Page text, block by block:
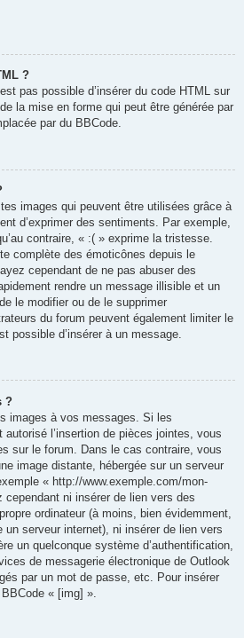
?
pas possible d’insérer du code HTML sur
la mise en forme qui peut être générée par
par du BBCode.
images qui peuvent être utilisées grâce à
d’exprimer des sentiments. Par exemple,
contraire, « :( » exprime la tristesse.
complète des émoticônes depuis le
cependant de ne pas abuser des
rendre un message illisible et un
le modifier ou de le supprimer
du forum peuvent également limiter le
possible d’insérer à un message.
?
images à vos messages. Si les
l’insertion de pièces jointes, vous
sur le forum. Dans le cas contraire, vous
image distante, hébergée sur un serveur
« http://www.exemple.com/mon-
cependant ni insérer de lien vers des
ordinateur (à moins, bien évidemment,
serveur internet), ni insérer de lien vers
un quelconque système d’authentification,
de messagerie électronique de Outlook
par un mot de passe, etc. Pour insérer
« [img] ».